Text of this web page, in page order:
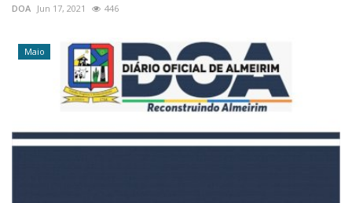
DOA Jun 17, 2021 446
Maio